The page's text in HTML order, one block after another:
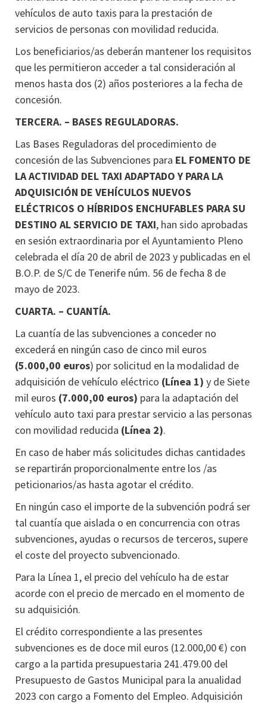
vehículos de auto taxis para la prestación de
servicios de personas con movilidad reducida.
Los beneficiarios/as deberán mantener los requisitos
que les permitieron acceder a tal consideración al
menos hasta dos (2) años posteriores a la fecha de
concesión.
TERCERA. – BASES REGULADORAS.
Las Bases Reguladoras del procedimiento de
concesión de las Subvenciones para EL FOMENTO DE
LA ACTIVIDAD DEL TAXI ADAPTADO Y PARA LA
ADQUISICIÓN DE VEHÍCULOS NUEVOS
ELÉCTRICOS O HÍBRIDOS ENCHUFABLES PARA SU
DESTINO AL SERVICIO DE TAXI, han sido aprobadas
en sesión extraordinaria por el Ayuntamiento Pleno
celebrada el día 20 de abril de 2023 y publicadas en el
B.O.P. de S/C de Tenerife núm. 56 de fecha 8 de
mayo de 2023.
CUARTA. – CUANTÍA.
La cuantía de las subvenciones a conceder no
excederá en ningún caso de cinco mil euros
(5.000,00 euros) por solicitud en la modalidad de
adquisición de vehículo eléctrico (Línea 1) y de Siete
mil euros (7.000,00 euros) para la adaptación del
vehículo auto taxi para prestar servicio a las personas
con movilidad reducida (Línea 2).
En caso de haber más solicitudes dichas cantidades
se repartirán proporcionalmente entre los /as
peticionarios/as hasta agotar el crédito.
En ningún caso el importe de la subvención podrá ser
tal cuantía que aislada o en concurrencia con otras
subvenciones, ayudas o recursos de terceros, supere
el coste del proyecto subvencionado.
Para la Línea 1, el precio del vehículo ha de estar
acorde con el precio de mercado en el momento de
su adquisición.
El crédito correspondiente a las presentes
subvenciones es de doce mil euros (12.000,00 €) con
cargo a la partida presupuestaria 241.479.00 del
Presupuesto de Gastos Municipal para la anualidad
2023 con cargo a Fomento del Empleo. Adquisición